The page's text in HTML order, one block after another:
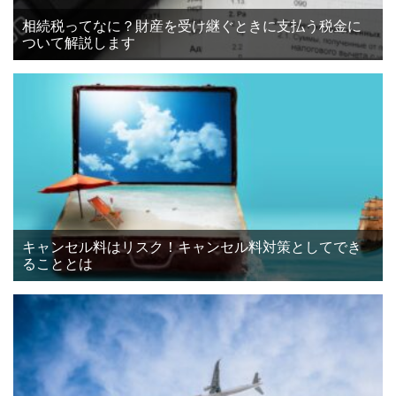
相続税ってなに？財産を受け継ぐときに支払う税金に
ついて解説します
キャンセル料はリスク！キャンセル料対策としてでき
ることとは